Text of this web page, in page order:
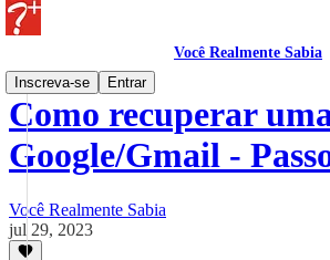
Você Realmente Sabia
Inscreva-se
Entrar
Como recuperar
Google/Gmail -
Você Realmente Sabia
jul 29, 2023